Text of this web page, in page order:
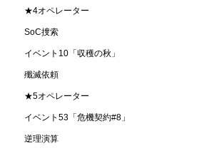
★4オペレーター
SoC捜索
イベント10「収穫の秋」
殲滅依頼
★5オペレーター
イベント53「危機契約#8」
逆理演算